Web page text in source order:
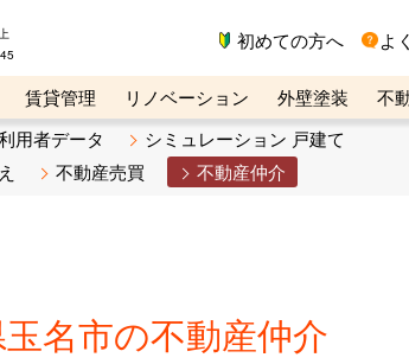
初めての方へ よ
賃貸管理 リノベーション 外壁塗装
不
マガジンBiz 不動産売却ご相談デスク
用者データ
シミュレーション 戸建て
不動産売買 不動産仲介
名市の不動産仲介